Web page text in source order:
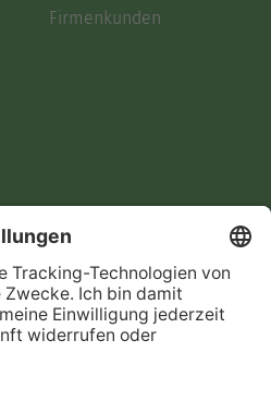
Firmenkunden